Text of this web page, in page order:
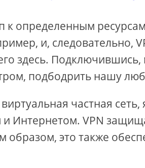
к определенным
и, следовательно,
здесь. Подключившись,
подбодрить нашу
частная
Интернетом. VPN
образом, это также